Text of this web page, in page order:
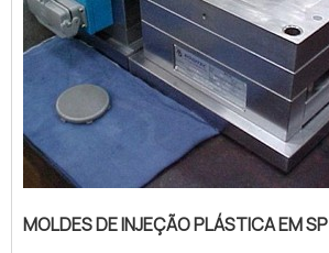
MOLDES DE INJEÇÃO PLÁSTICA EM SP